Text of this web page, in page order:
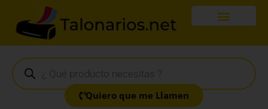
Quiero que me Llamen